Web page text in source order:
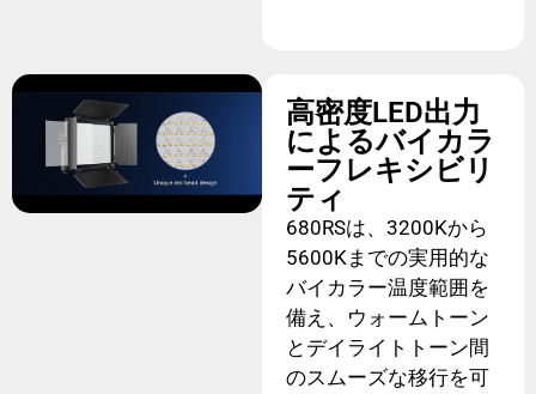
高密度LED出力
によるバイカラ
ーフレキシビリ
ティ
680RSは、3200Kから
5600Kまでの実用的な
バイカラー温度範囲を
備え、ウォームトーン
とデイライトトーン間
のスムーズな移行を可